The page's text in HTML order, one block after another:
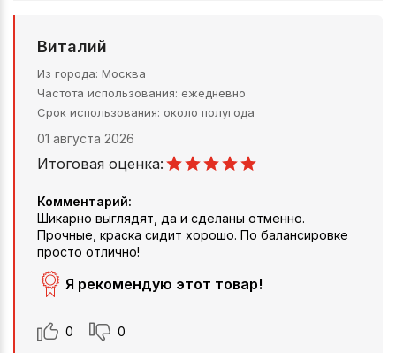
Виталий
Из города Москва
Частота использования ежедневно
Срок использования около полугода
01 августа 2026
Итоговая оценка:
Комментарий:
Шикарно выглядят, да и сделаны отменно.
Прочные, краска сидит хорошо. По балансировке
просто отлично!
Я рекомендую этот товар!
0 0